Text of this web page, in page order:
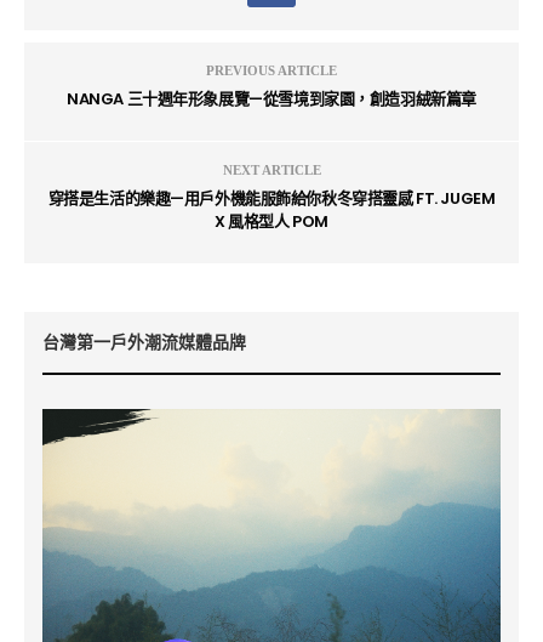
PREVIOUS ARTICLE
NANGA 三十週年形象展覽—從雪境到家園，創造羽絨新篇章
NEXT ARTICLE
穿搭是生活的樂趣—用戶外機能服飾給你秋冬穿搭靈感 FT. JUGEM
X 風格型人 POM
台灣第一戶外潮流媒體品牌